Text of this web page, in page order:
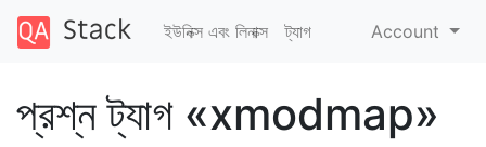
ইউনিক্স এবং লিনাক্স ট্যাগ Account
প্রশ্ন ট্যাগ «xmodmap»